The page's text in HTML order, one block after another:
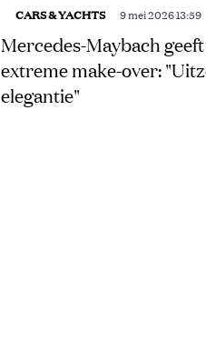
CARS & YACHTS 9 mei 2026 13:59
Mercedes-Maybach
extreme make-over:
elegantie"